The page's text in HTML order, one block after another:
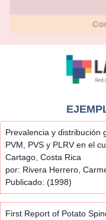
Prevalencia y distribución
PVM, PVS y PLRV en el
Cartago, Costa Rica
por: Rivera Herrero,
Publicado: (1998)
First Report of Potato